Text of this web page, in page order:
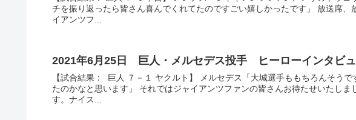
チを振り返ったら皆さん喜んでくれてたのですごい嬉しかったです」 放送席、
イアンツフ...
2021年6月25日 巨人・メルセデス投手 ヒーローインタビュ
【試合結果： 巨人 ７－１ ヤクルト】 メルセデス「大城選手ももちろんそう
たのかなと思います」 それではジャイアンツファンの皆さんお待たせいたし
す。ナイス...